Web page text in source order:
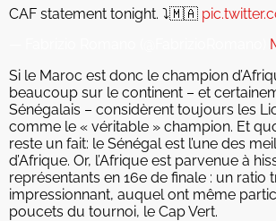
CAF statement tonight. ⤵️🇲🇦
Si le Maroc est donc le champion
beaucoup sur le continent – et
Sénégalais – considèrent toujours les
comme le « véritable » champion. Et
reste un fait: le Sénégal est l’une des
d’Afrique. Or, l’Afrique est parvenue à
représentants en 16e de finale : un ratio
impressionnant, auquel ont même
poucets du tournoi, le Cap Vert.